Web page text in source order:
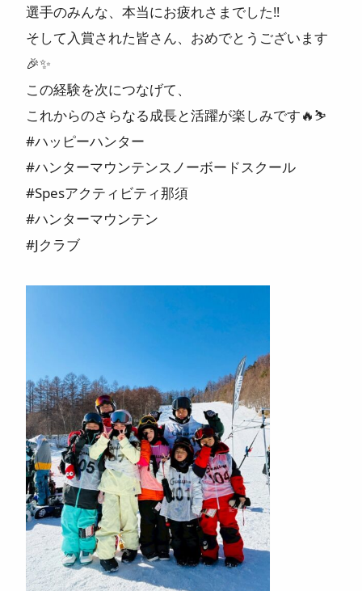
選手のみんな、本当にお疲れさまでした‼️
そして入賞された皆さん、おめでとうございます
🎉✨
この経験を次につなげて、
これからのさらなる成長と活躍が楽しみです🔥⛷️
#ハッピーハンター
#ハンターマウンテンスノーボードスクール
#Spesアクティビティ那須
#ハンターマウンテン
#Jクラブ